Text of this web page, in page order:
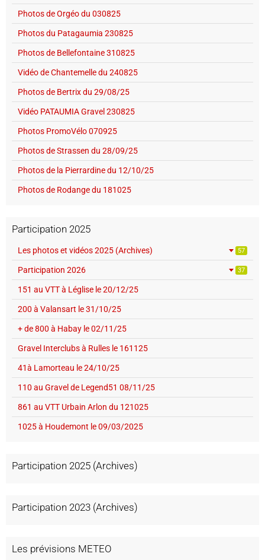
Photos de Orgéo du 030825
Photos du Patagaumia 230825
Photos de Bellefontaine 310825
Vidéo de Chantemelle du 240825
Photos de Bertrix du 29/08/25
Vidéo PATAUMIA Gravel 230825
Photos PromoVélo 070925
Photos de Strassen du 28/09/25
Photos de la Pierrardine du 12/10/25
Photos de Rodange du 181025
Participation 2025
Les photos et vidéos 2025 (Archives) 57
Participation 2026 37
151 au VTT à Léglise le 20/12/25
200 à Valansart le 31/10/25
+ de 800 à Habay le 02/11/25
Gravel Interclubs à Rulles le 161125
41à Lamorteau le 24/10/25
110 au Gravel de Legend51 08/11/25
861 au VTT Urbain Arlon du 121025
1025 à Houdemont le 09/03/2025
Participation 2025 (Archives)
Participation 2023 (Archives)
Les prévisions METEO